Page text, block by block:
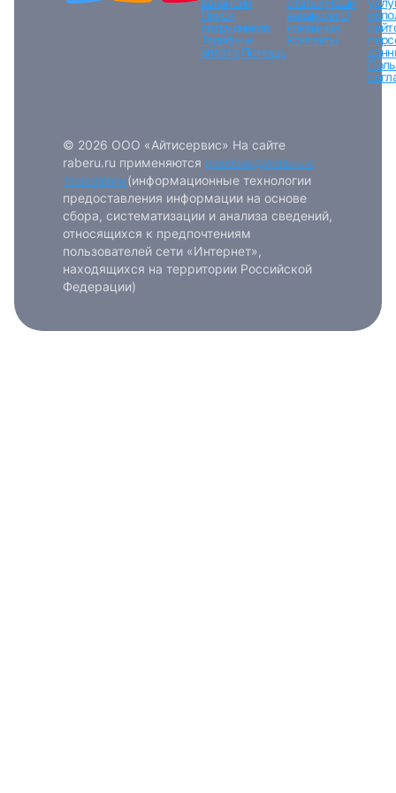
Поиск
сотрудников
Тарифы и
оплата Помощь
вакансииО
компании
Контакты
© 2026 ООО «Айтисервис» На сайте
raberu.ru применяются рекомендательные
технологии (информационные технологии
предоставления информации на основе
сбора, систематизации и анализа сведений,
относящихся к предпочтениям
пользователей сети «Интернет»,
находящихся на территории Российской
Федерации)